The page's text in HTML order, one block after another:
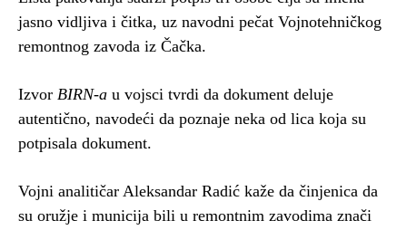
jasno vidljiva i čitka, uz navodni pečat Vojnotehničkog
remontnog zavoda iz Čačka.
Izvor BIRN-a u vojsci tvrdi da dokument deluje
autentično, navodeći da poznaje neka od lica koja su
potpisala dokument.
Vojni analitičar Aleksandar Radić kaže da činjenica da
su oružje i municija bili u remontnim zavodima znači